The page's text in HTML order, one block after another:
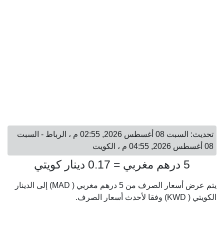
تحديث: السبت 08 أغسطس 2026, 02:55 م ، الرباط - السبت
08 أغسطس 2026, 04:55 م ، الكويت
5 درهم مغربي = 0.17 دينار كويتي
يتم عرض أسعار الصرف من 5 درهم مغربي ( MAD) إلى الدينار
الكويتي ( KWD) وفقا لأحدث أسعار الصرف.